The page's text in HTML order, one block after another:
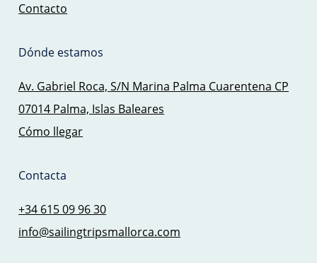
Contacto
Dónde estamos
Av. Gabriel Roca, S/N Marina Palma Cuarentena CP
07014 Palma, Islas Baleares
Cómo llegar
Contacta
+34 615 09 96 30
info@sailingtripsmallorca.com